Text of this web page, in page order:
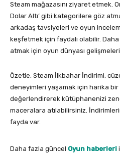
Steam mağazasını ziyaret etmek.
Dolar Altı’ gibi kategorilere göz
arkadaş tavsiyeleri ve oyun
keşfetmek için faydalı olabilir.
atmak için oyun dünyası
Özetle, Steam İlkbahar İndirimi,
deneyimleri yaşamak için harika bir
değerlendirerek kütüphanenizi
maceralara atılabilirsiniz.
fayda var.
Daha fazla güncel Oyun haberleri